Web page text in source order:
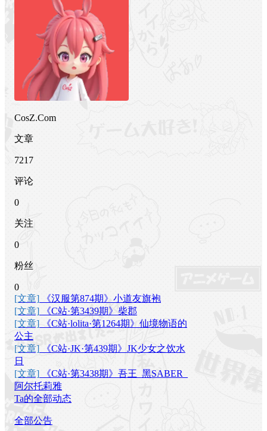
CosZ.Com
文章
7217
评论
0
关注
0
粉丝
0
[文章] 《汉服第874期》小道友旗袍
[文章] 《C站·第3439期》柴郡
[文章] 《C站·lolita·第1264期》仙境物语的
公主
[文章] 《C站·JK·第439期》JK少女之饮水
日
[文章] 《C站·第3438期》吾王_黑SABER_
阿尔托莉雅
Ta的全部动态
全部公告